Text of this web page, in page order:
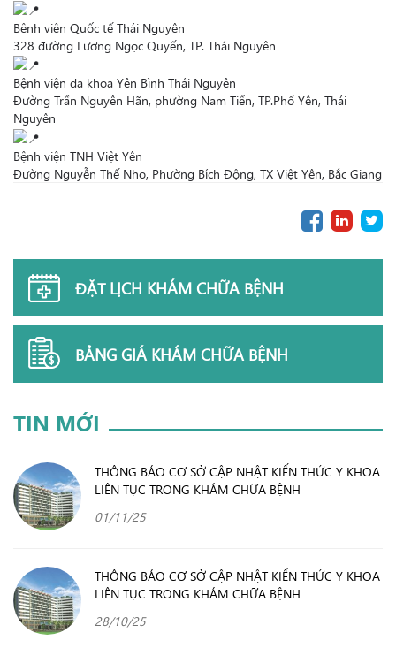
Bệnh viện Quốc tế Thái Nguyên
328 đường Lương Ngọc Quyến, TP. Thái Nguyên
Bệnh viện đa khoa Yên Bình Thái Nguyên
Đường Trần Nguyên Hãn, phường Nam Tiến, TP.Phổ Yên, Thái
Nguyên
Bệnh viện TNH Việt Yên
Đường Nguyễn Thế Nho, Phường Bích Động, TX Việt Yên, Bắc Giang
ĐẶT LỊCH KHÁM CHỮA BỆNH
BẢNG GIÁ KHÁM CHỮA BỆNH
TIN MỚI
THÔNG BÁO CƠ SỞ CẬP NHẬT KIẾN THỨC Y KHOA
LIÊN TỤC TRONG KHÁM CHỮA BỆNH
01/11/25
THÔNG BÁO CƠ SỞ CẬP NHẬT KIẾN THỨC Y KHOA
LIÊN TỤC TRONG KHÁM CHỮA BỆNH
28/10/25